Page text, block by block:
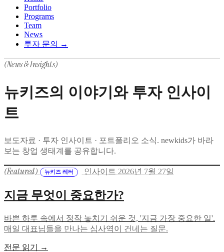
Portfolio
Programs
Team
News
투자 문의 →
(News & Insights)
뉴키즈의 이야기와 투자 인사이
트
보도자료 · 투자 인사이트 · 포트폴리오 소식. newkids가 바라
보는 창업 생태계를 공유합니다.
(Featured) 뉴키즈 레터 인사이트 2026년 7월 27일
지금 무엇이 중요한가?
바쁜 하루 속에서 정작 놓치기 쉬운 것, '지금 가장 중요한 일'.
매일 대표님들을 만나는 심사역이 건네는 질문.
전문 읽기 →